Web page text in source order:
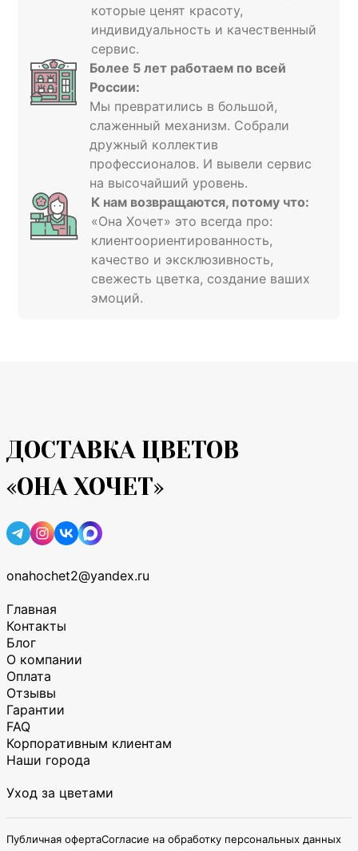
которые ценят красоту,
индивидуальность и качественный
сервис.
Более 5 лет работаем по всей
России:
Мы превратились в большой,
слаженный механизм. Собрали
дружный коллектив
профессионалов. И вывели сервис
на высочайший уровень.
К нам возвращаются, потому что:
«Она Хочет» это всегда про:
клиентоориентированность,
качество и эксклюзивность,
свежесть цветка, создание ваших
эмоций.
ДОСТАВКА ЦВЕТОВ
«ОНА ХОЧЕТ»
onahochet2@yandex.ru
Главная
Контакты
Блог
О компании
Оплата
Отзывы
Гарантии
FAQ
Корпоративным клиентам
Наши города
Уход за цветами
Публичная офертаСогласие на обработку персональных данных